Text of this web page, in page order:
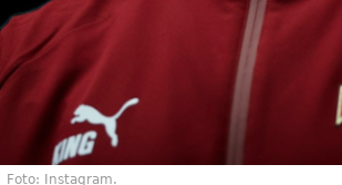
Foto: Instagram.